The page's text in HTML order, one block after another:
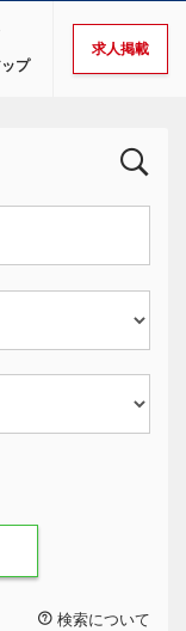
プ
求人掲載
検索について